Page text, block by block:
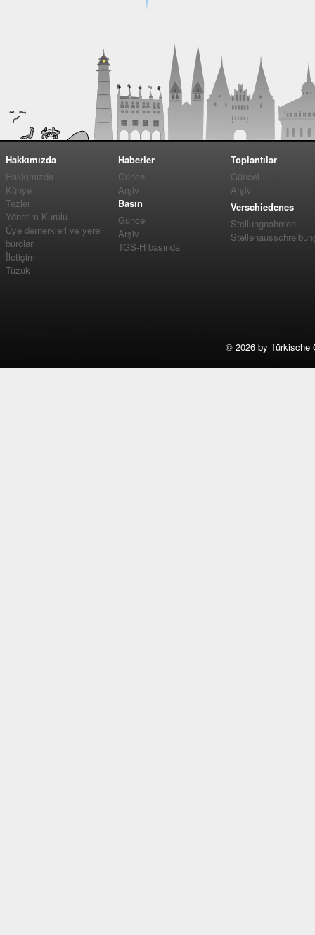
Hakkımızda
Hakkımızda
Künye
Tezler
Yönetim Kurulu
Üye dernerkleri ve yerel
büroları
İletişim
Tüzük
Haberler
Güncel
Arşiv
Basın
Güncel
Arşiv
TGS-H basında
Toplantılar
Güncel
Arşiv
Verschiedenes
Stellungnahmen
© 2026 by Türkische